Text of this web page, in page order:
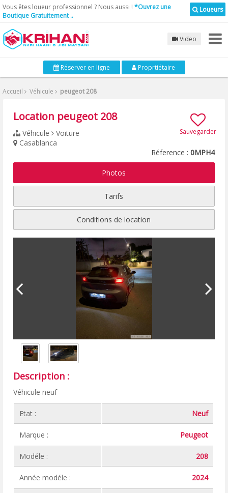
Loueurs
Vous êtes loueur professionnel ? Nous aussi ! *Ouvrez une
Boutique Gratuitement ..
Video
Réserver en ligne Proprtiétaire
Accueil Véhicule peugeot 208
Sauvegarder
Location peugeot 208
Véhicule Voiture
Casablanca
Réference : 0MPH4
Photos
Tarifs
Conditions de location
Description :
Véhicule neuf
Etat : Neuf
Marque : Peugeot
Modéle : 208
Année modéle : 2024